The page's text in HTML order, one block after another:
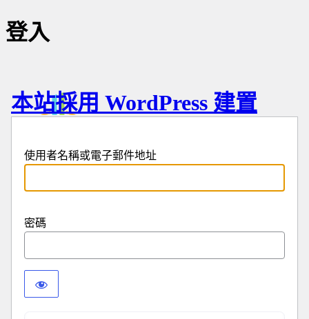
登入
本站採用 WordPress 建置
使用者名稱或電子郵件地址
密碼